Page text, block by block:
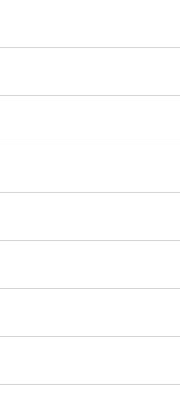
van onze websites
vrijwillig. Zakelijke
gebruiken dergelijke
het internetaanbod
te sturen. Wij
geven voor het
soorten cookies te
in de cookie-instellingen
technologie van
documenteren. Aanbieder
gemaakt met de servers
aangeboden
andere landen die de
te voeren. Het in het
en op gebruik
door de onder de
en de
presenteren die
wij het succes van
van onze website
remarketinglijsten, om
Ads kunnen wij de
Unie betreffen. Het
Commissie,
Framework (DPF).
Google en Googles
Eventueel worden deze
6, paragraaf 1, lid f
geëxploiteerd door
is, maakt uw
is verantwoordelijk
6, paragraaf 1, lid f AVG.
Corporation die
aan onze
WA 98052-6399,
van Microsoft
reclame van
met name voor de
van het gebruik van
Yandex in de
cookies in de
van de Meta-
Wij willen er
aan onze gebruikers
in het Accountcenter
instellingen, hun
websites, bijvoorbeeld
geanonimiseerde IP-
gebruikt Hotjar
of met verdere
activeren van
krijgen wij meer inzicht
Microsoft Clarity
gebruikersinteracties
de gebruiker